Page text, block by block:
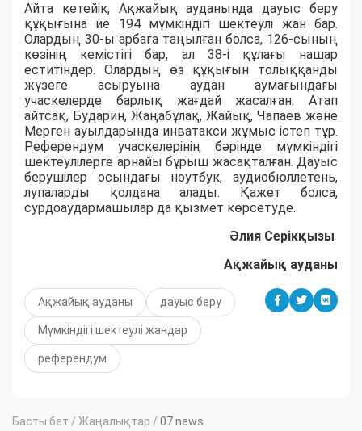
Айта кетейік, Ақжайық ауданында дауыс беру
құқығына ие 194 мүмкіндігі шектеулі жан бар.
Олардың 30-ы арбаға таңылған болса, 126-сының
көзінің кемістігі бар, ал 38-і құлағы нашар
еститіндер. Олардың өз құқығын толыққанды
жүзеге асыруына аудан аумағындағы
учаскелерде барлық жағдай жасалған. Атап
айтсақ, Бударин, Жаңабұлақ, Жайық, Чапаев және
Мерген ауылдарында инватакси жұмыс істеп тұр.
Референдум учаскелерінің бәрінде мүмкіндігі
шектеулілерге арнайы бұрыш жасақталған. Дауыс
берушілер осындағы ноутбук, аудиобюллетень,
лупаларды қолдана алады. Қажет болса,
сурдоаудармашылар да қызмет көрсетуде.
Әлия Серікқызы
Ақжайық ауданы
Ақжайық ауданы дауыс беру
Мүмкіндігі шектеулі жандар
референдум
Басты бет / Жаңалықтар / 07 news